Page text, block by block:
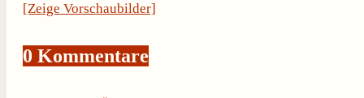
[Zeige Vorschaubilder]
0 Kommentare